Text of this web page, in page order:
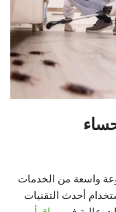
واسعة من الخدمات
أحدث التقنيات